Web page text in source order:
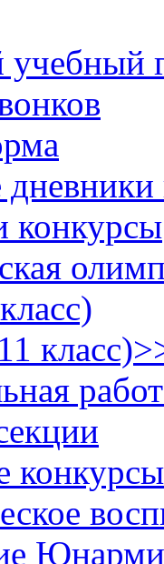
учебный
конкурсы
конкурсы